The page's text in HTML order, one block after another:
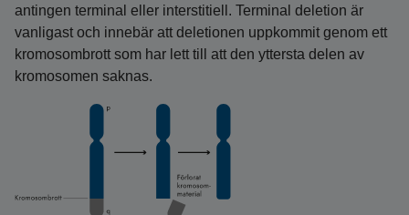
antingen terminal eller interstitiell. Terminal deletion är
vanligast och innebär att deletionen uppkommit genom ett
kromosombrott som har lett till att den yttersta delen av
kromosomen saknas.